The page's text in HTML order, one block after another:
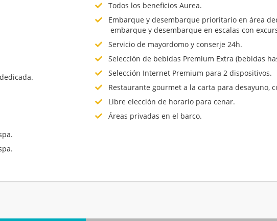
Todos los beneficios Aurea.
Embarque y desembarque prioritario en área
embarque y desembarque en escalas con
Servicio de mayordomo y conserje 24h.
Selección de bebidas Premium Extra (bebidas
Selección Internet Premium para 2 dispositivos.
Restaurante gourmet a la carta para desayuno,
Libre elección de horario para cenar.
Áreas privadas en el barco.